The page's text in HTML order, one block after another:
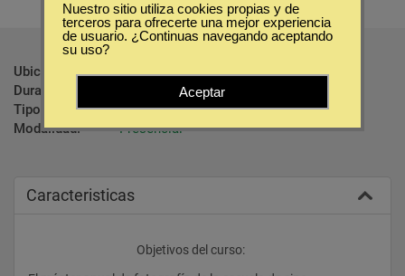
Ubicación:
Barcelona - Barcelona
Duración:
550 Horas
Tipo:
Maestrías
Modalidad:
Presencial
Caracteristicas
					Objetivos del curso:
Nuestro sitio utiliza cookies propias y de
terceros para ofrecerte una mejor experiencia
de usuario. ¿Continuas navegando aceptando
su uso?
Aceptar